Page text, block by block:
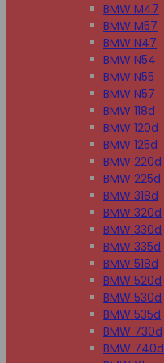
BMW M47
BMW M57
BMW N47
BMW N54
BMW N55
BMW N57
BMW 118d
BMW 120d
BMW 125d
BMW 220d
BMW 225d
BMW 318d
BMW 320d
BMW 330d
BMW 335d
BMW 518d
BMW 520d
BMW 530d
BMW 535d
BMW 730d
BMW 740d